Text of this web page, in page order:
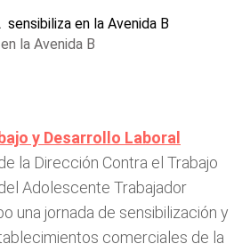
la Avenida B
y Desarrollo Laboral
la Dirección Contra el Trabajo
Adolescente Trabajador
una jornada de sensibilización y
comerciales de la